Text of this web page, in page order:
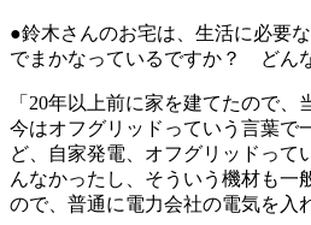
●鈴木さんのお宅は、生活に必要
でまかなっているですか？ どん
「20年以上前に家を建てたので、
今はオフグリッドっていう言葉で
ど、自家発電、オフグリッドって
んなかったし、そういう機材も一
ので、普通に電力会社の電気を入